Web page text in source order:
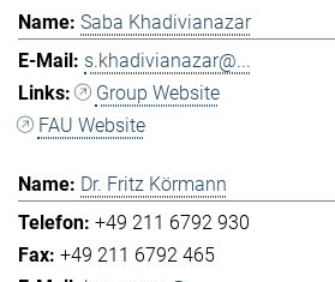
Saba Khadivianazar
s.khadivianazar@...
Group Website
FAU Website
Dr. Fritz Körmann
+49 211 6792 930
+49 211 6792 465